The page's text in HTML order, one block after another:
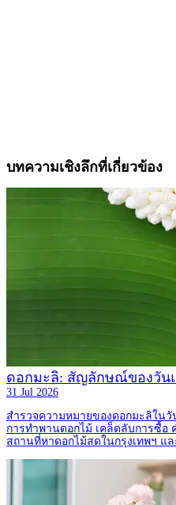
บทความเชิงลึกที่เกี่ยวข้อง
ดอกมะลิ: สัญลักษณ์ของวัน
31 Jul 2026
สำรวจความหมายของดอกมะลิใน
การทำพานดอกไม้ เคล็ดลับการซื้อ
สถานที่หาดอกไม้สดในกรุงเทพฯ แ